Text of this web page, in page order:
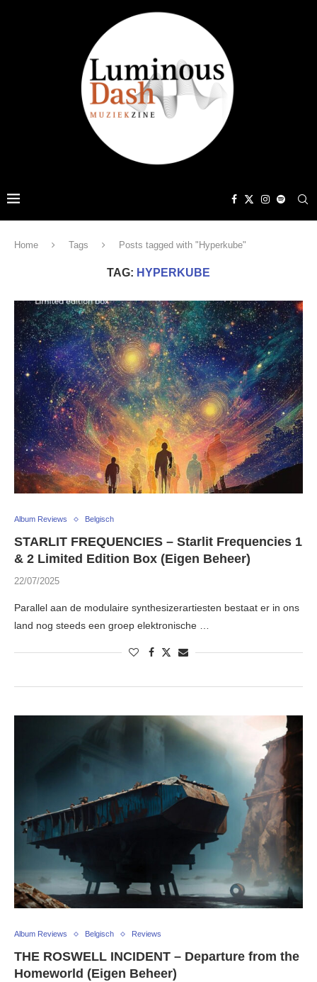
Home Tags Posts tagged with "Hyperkube"
TAG: HYPERKUBE
Album Reviews Belgisch
STARLIT FREQUENCIES – Starlit Frequencies 1
& 2 Limited Edition Box (Eigen Beheer)
22/07/2025
Parallel aan de modulaire synthesizerartiesten bestaat er in ons
land nog steeds een groep elektronische …
Album Reviews Belgisch Reviews
THE ROSWELL INCIDENT – Departure from the
Homeworld (Eigen Beheer)